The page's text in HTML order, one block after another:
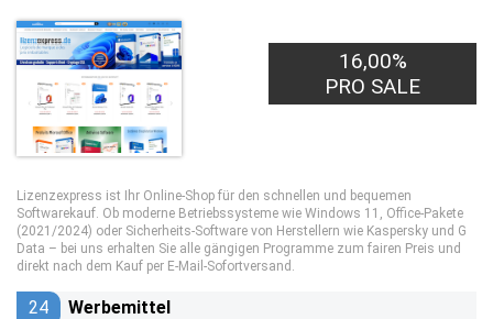
16,00%
PRO SALE
Lizenzexpress ist Ihr Online-Shop für den schnellen und bequemen
Softwarekauf. Ob moderne Betriebssysteme wie Windows 11, Office-Pakete
(2021/2024) oder Sicherheits-Software von Herstellern wie Kaspersky und G
Data – bei uns erhalten Sie alle gängigen Programme zum fairen Preis und
direkt nach dem Kauf per E-Mail-Sofortversand.
24 Werbemittel